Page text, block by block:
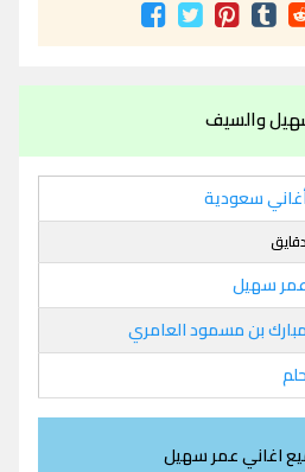
والسيف
سعودية
دقايق
عمر سهيل
مبارك بن مسمود العامري
حلم
اغاني عمر سهيل